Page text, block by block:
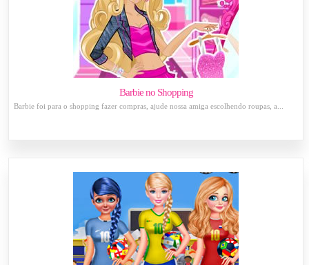
Barbie no Shopping
Barbie foi para o shopping fazer compras, ajude nossa amiga escolhendo roupas, a...